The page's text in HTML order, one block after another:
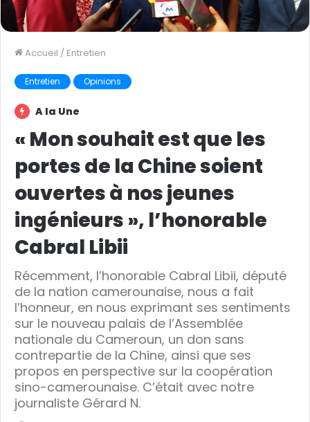
Accueil / Entretien
Entretien Opinions
A la Une
« Mon souhait est que les
portes de la Chine soient
ouvertes à nos jeunes
ingénieurs », l’honorable
Cabral Libii
Récemment, l’honorable Cabral Libii, député
de la nation camerounaise, nous a fait
l’honneur, en nous exprimant ses sentiments
sur le nouveau palais de l’Assemblée
nationale du Cameroun, un don sans
contrepartie de la Chine, ainsi que ses
propos en perspective sur la coopération
sino-camerounaise. C’était avec notre
journaliste Gérard N.